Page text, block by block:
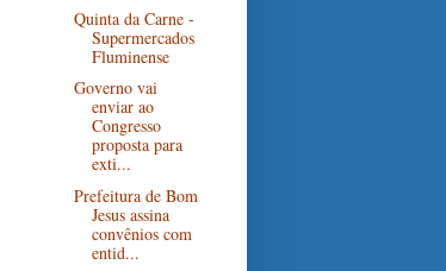
Quinta da Carne -
Supermercados
Fluminense
Governo vai
enviar ao
Congresso
proposta para
exti...
Prefeitura de Bom
Jesus assina
convênios com
entid...